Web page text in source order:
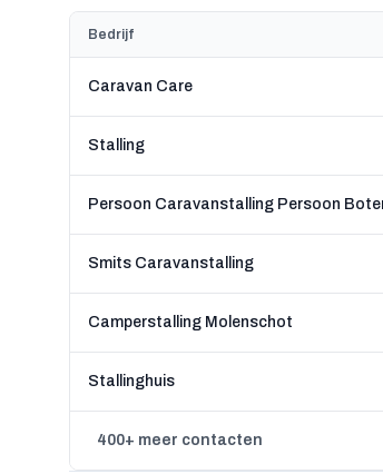
Bedrijf
Caravan Care
Stalling
Smits Caravanstalling
Camperstalling Molenschot
Stallinghuis
400+ meer contacten